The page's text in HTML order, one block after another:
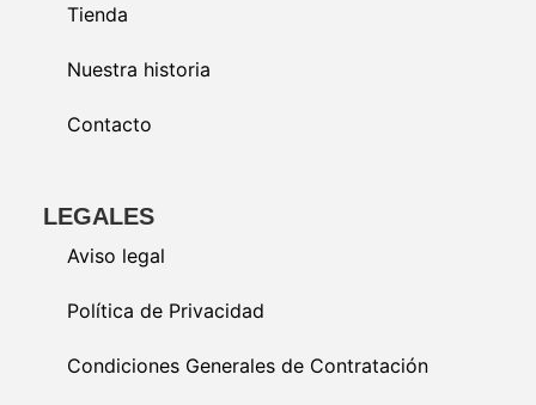
Tienda
Nuestra historia
Contacto
LEGALES
Aviso legal
Política de Privacidad
Condiciones Generales de Contratación